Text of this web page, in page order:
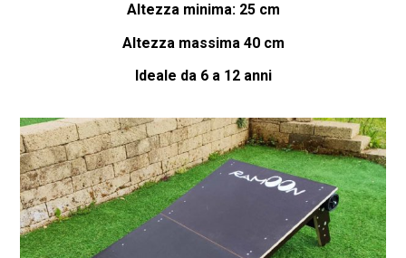
Altezza minima: 25 cm
Altezza massima 40 cm
Ideale da 6 a 12 anni